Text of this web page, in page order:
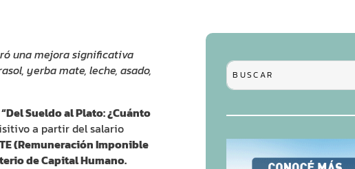
una mejora significativa
yerba mate, leche, asado,
“Del Sueldo al Plato: ¿Cuánto
a partir del salario
(Remuneración Imponible
de Capital Humano.